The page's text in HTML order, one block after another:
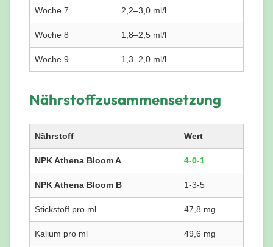
Woche 7 2,2–3,0 ml/l
Woche 8 1,8–2,5 ml/l
Woche 9 1,3–2,0 ml/l
Nährstoffzusammensetzung
Nährstoff Wert
NPK Athena Bloom A 4-0-1
NPK Athena Bloom B 1-3-5
Stickstoff pro ml 47,8 mg
Kalium pro ml 49,6 mg